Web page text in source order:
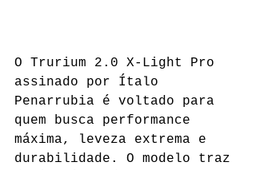
O Trurium 2.0 X-Light Pro
assinado por Ítalo
Penarrubia é voltado para
quem busca performance
máxima, leveza extrema e
durabilidade. O modelo traz